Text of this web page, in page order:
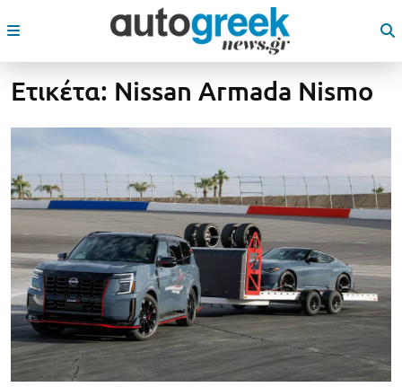
Ετικέτα: Nissan Armada Nismo